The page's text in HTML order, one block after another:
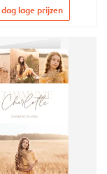
dag lage prijzen